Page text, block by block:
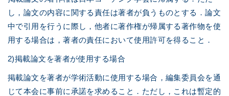
し，論文の内容に関する責任は著者が負うものとする．論文
中で引用を行うに際し，他者に著作権が帰属する著作物を使
用する場合は，著者の責任において使用許可を得ること．
2)掲載論文を著者が使用する場合
掲載論文を著者が学術活動に使用する場合，編集委員会を通
じて本会に事前に承諾を求めること．ただし，これは暫定的